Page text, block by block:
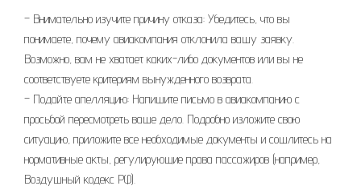
– Внимательно изучите причину отказа: Убедитесь, что вы
понимаете, почему авиакомпания отклонила вашу заявку.
Возможно, вам не хватает каких-либо документов или вы не
соответствуете критериям вынужденного возврата.
– Подайте апелляцию: Напишите письмо в авиакомпанию с
просьбой пересмотреть ваше дело. Подробно изложите свою
ситуацию, приложите все необходимые документы и сошлитесь на
нормативные акты, регулирующие права пассажиров (например,
Воздушный кодекс РФ).